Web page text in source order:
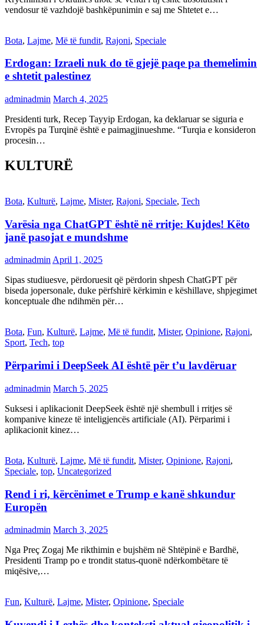
vendosur të vazhdojë bashkëpunimin e saj me Shtetet e…
Bota, Lajme, Më të fundit, Rajoni, Speciale
Erdogan: Izraeli nuk do të gjejë paqe pa themelimin
e shtetit palestinez
adminadmin March 4, 2025
Presidenti turk, Recep Tayyip Erdogan, ka deklaruar se siguria e
Evropës pa Turqinë është e paimagjinueshme. “Turqia e konsideron
procesin…
KULTURË
Bota, Kulturë, Lajme, Mister, Rajoni, Speciale, Tech
Varësia nga ChatGPT është në rritje: Kujdes! Këto
janë pasojat e mundshme
adminadmin April 1, 2025
Sipas studiuesve, përdoruesit që përdorin shpesh ChatGPT për
biseda jopersonale, duke përfshirë kërkimin e këshillave, shpjegimet
konceptuale dhe ndihmën për…
Bota, Fun, Kulturë, Lajme, Më të fundit, Mister, Opinione, Rajoni,
Sport, Tech, top
Përparimi i DeepSeek AI është për t’u lavdëruar
adminadmin March 5, 2025
Suksesi i aplikacionit DeepSeek është një shembull i rritjes së
kompanive kineze të inteligjencës artificiale (AI). Përparimi i
aplikacionit kinez…
Bota, Kulturë, Lajme, Më të fundit, Mister, Opinione, Rajoni,
Speciale, top, Uncategorized
Rend i ri, kërcënimet e Trump e kanë shkundur
Europën
adminadmin March 3, 2025
Nga Preç Zogaj Me rikthimin e bujshëm në Shtëpinë e Bardhë,
Presidenti Tramp po e trondit status-quonë ndërkombëtare të
miqësive,…
Fun, Kulturë, Lajme, Mister, Opinione, Speciale